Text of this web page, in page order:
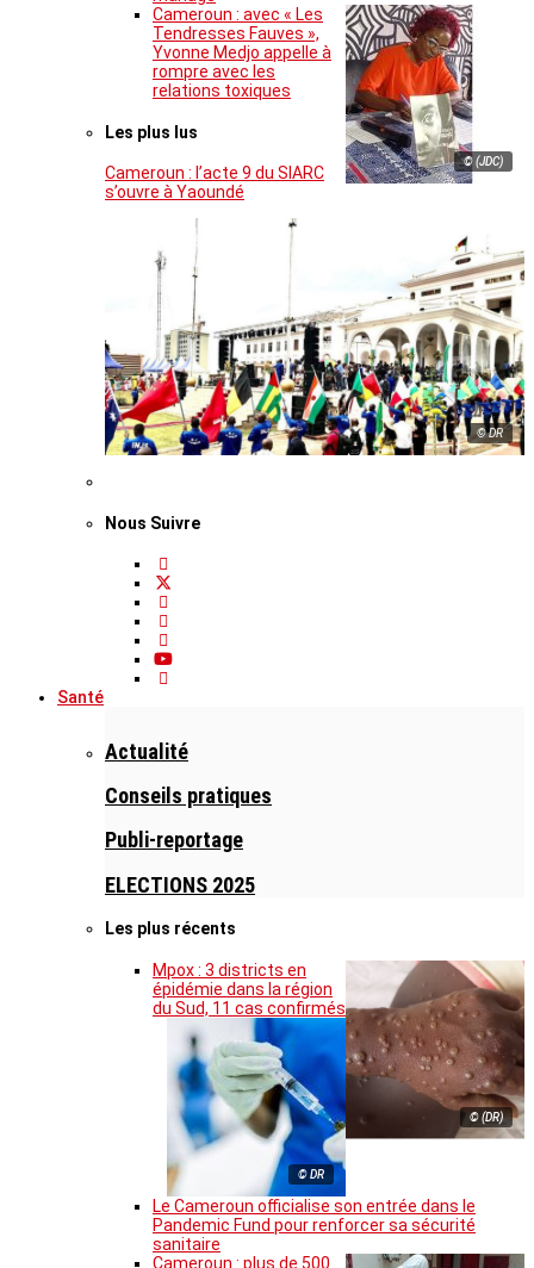
© (JDC)
Cameroun : avec « Les
Tendresses Fauves »,
Yvonne Medjo appelle à
rompre avec les
relations toxiques
Les plus lus
Cameroun : l’acte 9 du SIARC
s’ouvre à Yaoundé
© DR
Nous Suivre
Santé
Actualité
Conseils pratiques
Publi-reportage
ELECTIONS 2025
Les plus récents
© (DR)
Mpox : 3 districts en
épidémie dans la région
du Sud, 11 cas confirmés
© DR
Le Cameroun officialise son entrée dans le
Pandemic Fund pour renforcer sa sécurité
sanitaire
Cameroun : plus de 500